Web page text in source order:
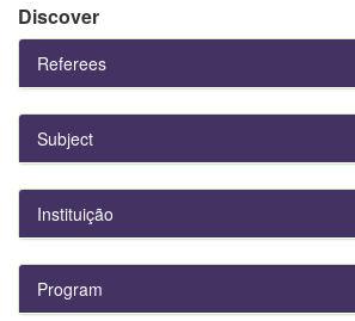
Discover
Referees
Subject
Instituição
Program